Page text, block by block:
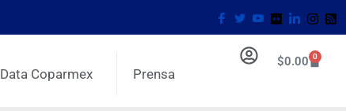
Data Coparmex Prensa
$0.00 0